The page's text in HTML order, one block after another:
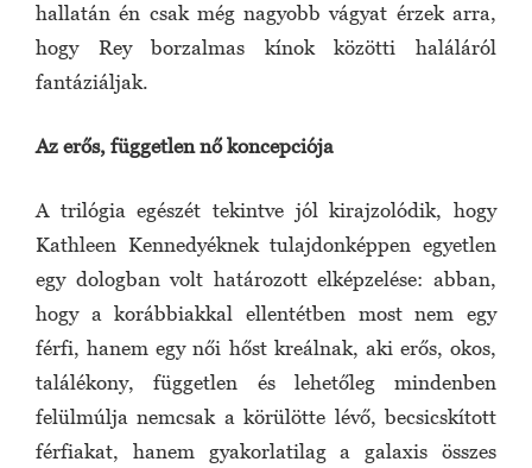
hallatán én csak még nagyobb vágyat érzek arra,
hogy Rey borzalmas kínok közötti haláláról
fantáziáljak.
Az erős, független nő koncepciója
A trilógia egészét tekintve jól kirajzolódik, hogy
Kathleen Kennedyéknek tulajdonképpen egyetlen
egy dologban volt határozott elképzelése: abban,
hogy a korábbiakkal ellentétben most nem egy
férfi, hanem egy női hőst kreálnak, aki erős, okos,
találékony, független és lehetőleg mindenben
felülmúlja nemcsak a körülötte lévő, becsicskított
férfiakat, hanem gyakorlatilag a galaxis összes